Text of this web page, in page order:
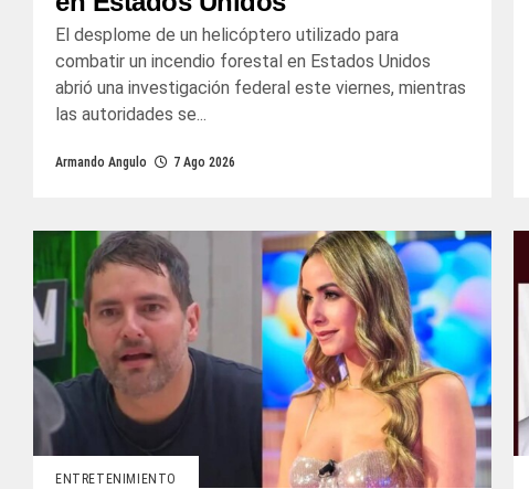
El desplome de un helicóptero utilizado para
combatir un incendio forestal en Estados Unidos
abrió una investigación federal este viernes, mientras
las autoridades se...
Armando Angulo 7 Ago 2026
ENTRETENIMIENTO